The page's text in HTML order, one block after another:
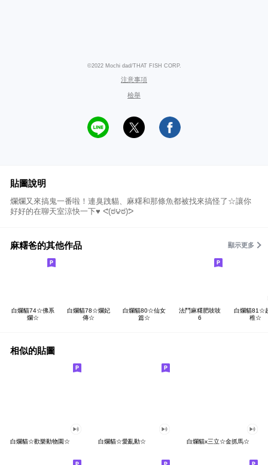
©2022 Mochi dad/THAT FISH CORP.
注意事項
檢舉
貼圖說明
爛爛又來搞鬼一番啦！連臭跩貓、麻糬和那條魚都被找來搞怪了☆讓你
好好的在聊天室涼快一下♥ ᕙ(ಠ౪ಠ)ᕗ
麻糬爸的其他作品 顯示更多
白爛貓74☆佛系
爛☆
白爛貓78☆爛妃
傳☆
白爛貓80☆仙女
篇☆
法鬥麻糬肥吱吱
6
白爛貓81☆
稚☆
相似的貼圖
白爛貓☆歡樂動物園☆ 白爛貓☆愛亂動☆ 白爛貓x三立☆金抓馬☆